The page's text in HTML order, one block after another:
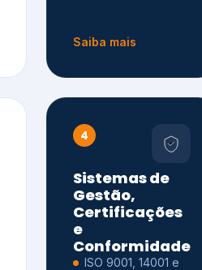
Saiba mais
4
Sistemas de
Gestão,
Certificações
e
Conformidade
ISO 9001, 14001 e